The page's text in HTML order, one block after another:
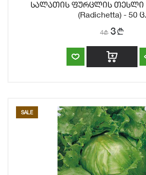
სალათის ფურცლის თესლი
(Radichetta) - 50 ც.
4b 3b
SALE